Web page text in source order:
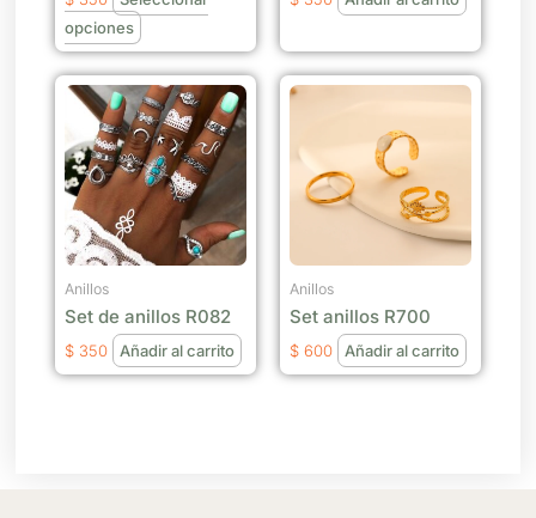
opciones en
la
página
de
producto
Anillos
Set de anillos R082
$ 350 Añadir al carrito
Anillos
Set anillos R700
$ 600 Añadir al carrito